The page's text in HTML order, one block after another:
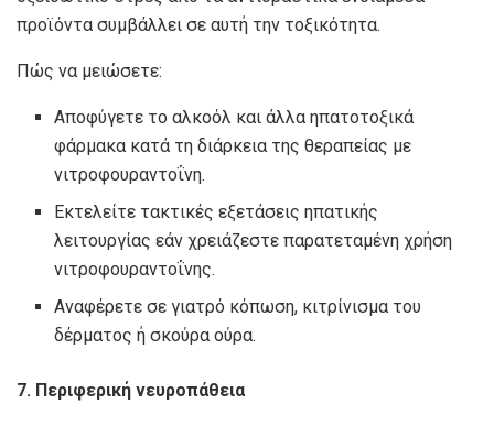
προϊόντα συμβάλλει σε αυτή την τοξικότητα.
Πώς να μειώσετε:
Αποφύγετε το αλκοόλ και άλλα ηπατοτοξικά
φάρμακα κατά τη διάρκεια της θεραπείας με
νιτροφουραντοΐνη.
Εκτελείτε τακτικές εξετάσεις ηπατικής
λειτουργίας εάν χρειάζεστε παρατεταμένη χρήση
νιτροφουραντοΐνης.
Αναφέρετε σε γιατρό κόπωση, κιτρίνισμα του
δέρματος ή σκούρα ούρα.
7. Περιφερική νευροπάθεια